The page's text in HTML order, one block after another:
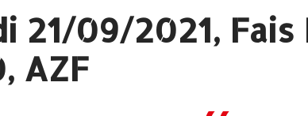
21/09/2021,
AZF